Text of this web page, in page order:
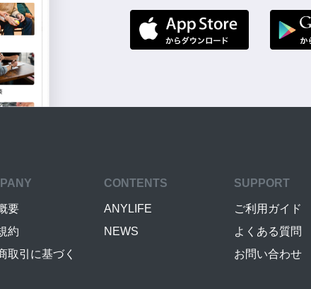
要
約
取引に基づく
CONTENTS
ANYLIFE
NEWS
SUPPORT
ご利用ガイド
よくある質問
お問い合わせ